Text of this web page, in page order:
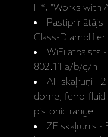
Fi®, "Works with
Pastiprinātājs
Class-D amplifier
WiFi atbalsts
802.11 a/b/g/n
AF skaļruņi -
dome, ferro-
pistonic range
ZF skaļrunis -